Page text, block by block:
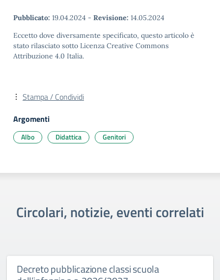
Pubblicato: 19.04.2024 - Revisione: 14.05.2024
Eccetto dove diversamente specificato, questo articolo è
stato rilasciato sotto Licenza Creative Commons
Attribuzione 4.0 Italia.
Stampa / Condividi
Argomenti
Albo Didattica Genitori
Circolari, notizie, eventi correlati
Decreto pubblicazione classi scuola